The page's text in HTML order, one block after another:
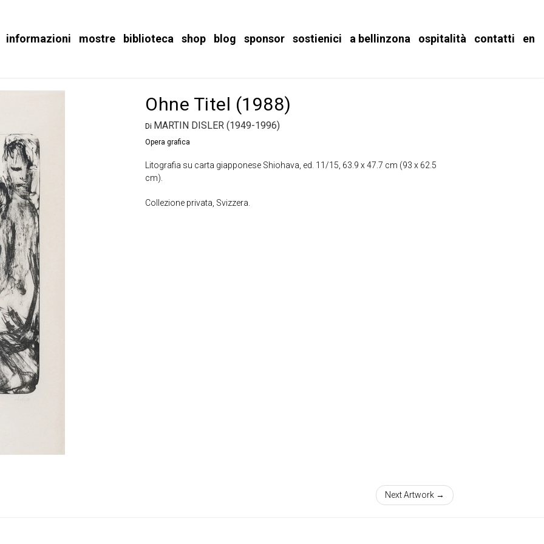
informazioni mostre biblioteca shop blog sponsor sostienici a bellinzona ospitalità contatti en
Ohne Titel (1988)
Di MARTIN DISLER (1949-1996)
Opera grafica
Litografia su carta giapponese Shiohava, ed. 11/15, 63.9 x 47.7 cm (93 x 62.5
cm).
Collezione privata, Svizzera.
Next Artwork →